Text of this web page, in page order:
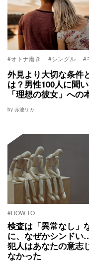
#オトナ磨き #シングル #
外見より大切な条件
は？男性100人に聞
「理想の彼女」への
by 赤池リカ
#HOW TO
検査は「異常なし」
に、なぜかシンド
犯人はあなたの意志
なかった